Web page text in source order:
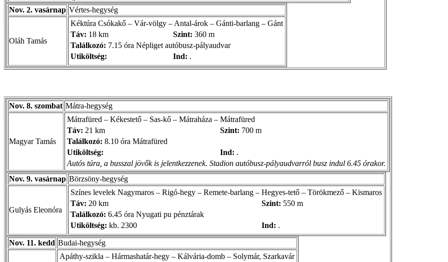
Nov. 2. vasárnap Vértes-hegység
Oláh Tamás
Kéktúra Csókakő – Vár-völgy – Antal-árok – Gánti-barlang – Gánt
Táv: 18 km Szint: 360 m
Találkozó: 7.15 óra Népliget autóbusz-pályaudvar
Utiköltség:
Ind: .
Nov. 8. szombat Mátra-hegység
Magyar Tamás
Mátrafüred – Kékestető – Sas-kő – Mátraháza – Mátrafüred
Táv: 21 km Szint: 700 m
Találkozó: 8.10 óra Mátrafüred
Utiköltség:
Ind: .
Autós túra, a busszal jövők is jelentkezzenek. Stadion autóbusz-pályaudvarról busz indul 6.45 órakor.
Nov. 9. vasárnap Börzsöny-hegység
Gulyás Eleonóra
Színes levelek Nagymaros – Rigó-hegy – Remete-barlang – Hegyes-tető – Törökmező – Kismaros
Táv: 20 km Szint: 550 m
Találkozó: 6.45 óra Nyugati pu pénztárak
Utiköltség: kb. 2300 Ind: .
Nov. 11. kedd Budai-hegység
Apáthy-szikla – Hármashatár-hegy – Kálvária-domb – Solymár, Szarkavár